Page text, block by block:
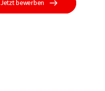
Jetzt bewerben